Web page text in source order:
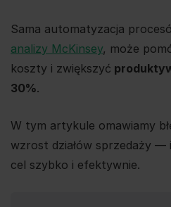
Sama automatyzacja
analizy McKinsey, może
koszty i zwiększyć
30%.
W tym artykule omawiamy
wzrost działów sprzedaży —
cel szybko i efektywnie.